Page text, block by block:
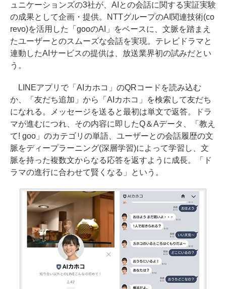
ュニケーションズの3社が、AIとの会話に関する実証実験
の成果として企画・提供。NTTグループのAI関連技術(co
revo)を活用した「gooのAI」をベースに、文脈を踏まえ
たユーザーとのスムーズな会話を実現。テレビドラマと
連動したAIサービスの提供は、放送業界初の試みだとい
う。
LINEアプリで「AIカホコ」のQRコードを読み込む
か、「友だち追加」から「AIカホコ」を検索して友だち
になれる。メッセージを送ると最初は単文で返答。ドラ
マが進むにつれ、その内容に即したQ＆Aデータ、「教え
て! goo」のカテゴリの単語、ユーザーとの会話履歴の文
脈をディープラーニング(深層学習)によって学習し、文
脈を持った複数文からなる応答を返すように成長。「ド
ラマの進行に合わせて賢くなる」という。